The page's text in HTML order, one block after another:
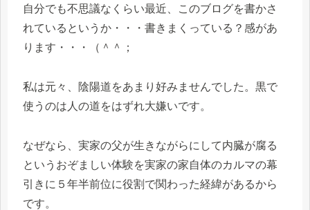
自分でも不思議なくらい最近、このブログを書かさ
れているというか・・・書きまくっている？感があ
ります・・・（＾＾；
私は元々、陰陽道をあまり好みませんでした。黒で
使うのは人の道をはずれ大嫌いです。
なぜなら、実家の父が生きながらにして内臓が腐る
というおぞましい体験を実家の家自体のカルマの幕
引きに５年半前位に役割で関わった経緯があるから
です。